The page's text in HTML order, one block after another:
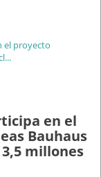
en el
Bauhaus
millones